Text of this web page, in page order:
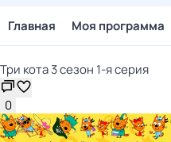
Главная Моя программа
Три кота 3 сезон 1-я серия
0